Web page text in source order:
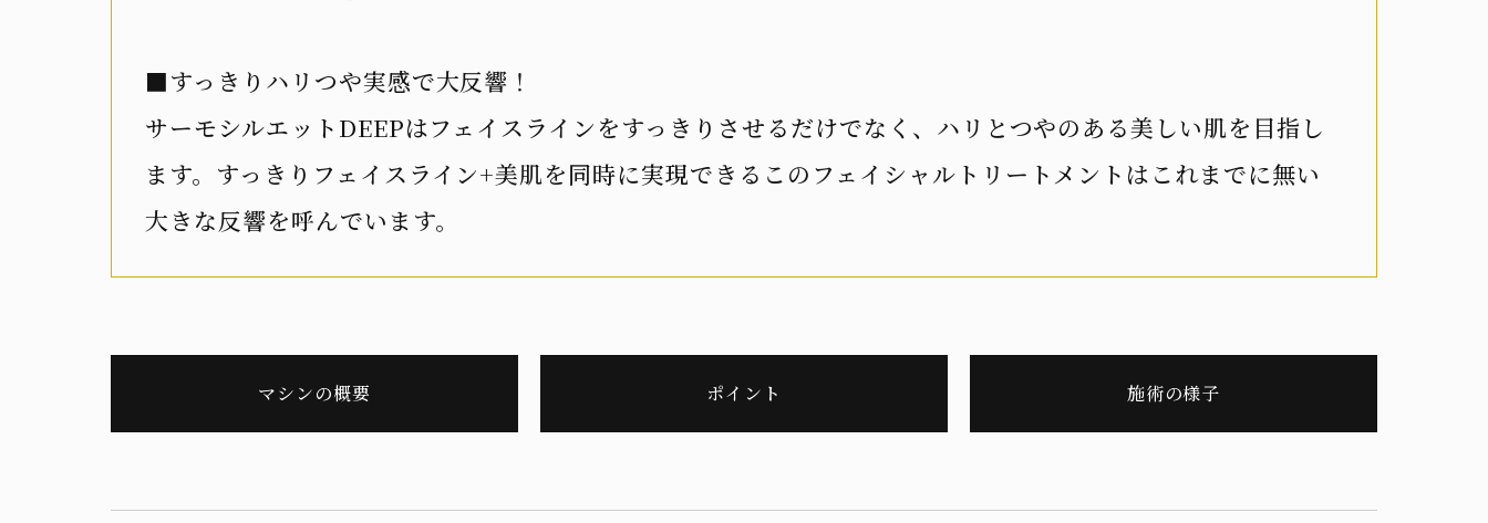
■すっきりハリつや実感で大反響！
サーモシルエットDEEPはフェイスラインをすっきりさせるだけでなく、ハリとつやのある美しい肌を目指し
ます。すっきりフェイスライン+美肌を同時に実現できるこのフェイシャルトリートメントはこれまでに無い
大きな反響を呼んでいます。
マシンの概要 ポイント 施術の様子